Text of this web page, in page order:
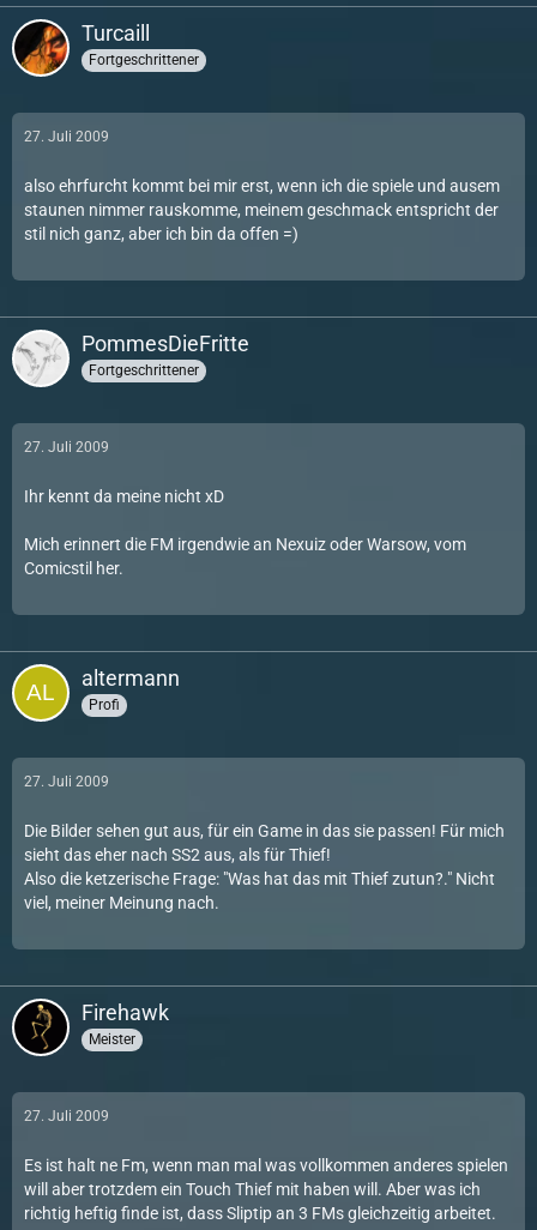
Turcaill
Fortgeschrittener
27. Juli 2009
also ehrfurcht kommt bei mir erst, wenn ich die spiele und ausem
staunen nimmer rauskomme, meinem geschmack entspricht der
stil nich ganz, aber ich bin da offen =)
PommesDieFritte
Fortgeschrittener
27. Juli 2009
Ihr kennt da meine nicht xD
Mich erinnert die FM irgendwie an Nexuiz oder Warsow, vom
Comicstil her.
altermann
Profi
27. Juli 2009
Die Bilder sehen gut aus, für ein Game in das sie passen! Für mich
sieht das eher nach SS2 aus, als für Thief!
Also die ketzerische Frage: "Was hat das mit Thief zutun?." Nicht
viel, meiner Meinung nach.
Firehawk
Meister
27. Juli 2009
Es ist halt ne Fm, wenn man mal was vollkommen anderes spielen
will aber trotzdem ein Touch Thief mit haben will. Aber was ich
richtig heftig finde ist, dass Sliptip an 3 FMs gleichzeitig arbeitet.